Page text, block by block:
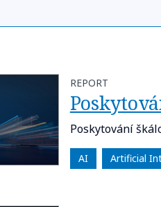
REPORT
Poskytování
AI Artificial